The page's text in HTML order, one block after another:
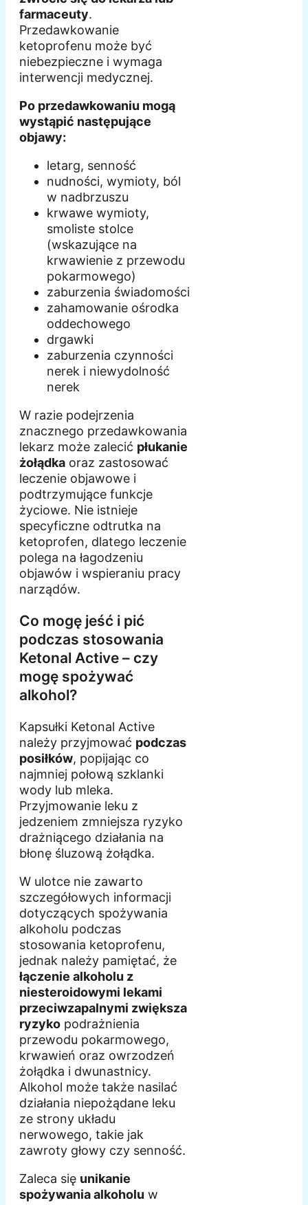
farmaceuty.
Przedawkowanie
ketoprofenu może być
niebezpieczne i wymaga
interwencji medycznej.
Po przedawkowaniu mogą
wystąpić następujące
objawy:
letarg, senność
nudności, wymioty, ból
w nadbrzuszu
krwawe wymioty,
smoliste stolce
(wskazujące na
krwawienie z przewodu
pokarmowego)
zaburzenia świadomości
zahamowanie ośrodka
oddechowego
drgawki
zaburzenia czynności
nerek i niewydolność
nerek
W razie podejrzenia
znacznego przedawkowania
lekarz może zalecić płukanie
żołądka oraz zastosować
leczenie objawowe i
podtrzymujące funkcje
życiowe. Nie istnieje
specyficzne odtrutka na
ketoprofen, dlatego leczenie
polega na łagodzeniu
objawów i wspieraniu pracy
narządów.
Co mogę jeść i pić
podczas stosowania
Ketonal Active – czy
mogę spożywać
alkohol?
Kapsułki Ketonal Active
należy przyjmować podczas
posiłków, popijając co
najmniej połową szklanki
wody lub mleka.
Przyjmowanie leku z
jedzeniem zmniejsza ryzyko
drażniącego działania na
błonę śluzową żołądka.
W ulotce nie zawarto
szczegółowych informacji
dotyczących spożywania
alkoholu podczas
stosowania ketoprofenu,
jednak należy pamiętać, że
łączenie alkoholu z
niesteroidowymi lekami
przeciwzapalnymi zwiększa
ryzyko podrażnienia
przewodu pokarmowego,
krwawień oraz owrzodzeń
żołądka i dwunastnicy.
Alkohol może także nasilać
działania niepożądane leku
ze strony układu
nerwowego, takie jak
zawroty głowy czy senność.
Zaleca się unikanie
spożywania alkoholu w